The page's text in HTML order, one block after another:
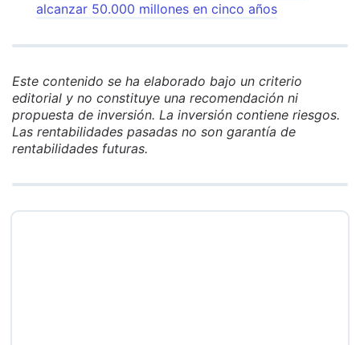
alcanzar 50.000 millones en cinco años
Este contenido se ha elaborado bajo un criterio
editorial y no constituye una recomendación ni
propuesta de inversión. La inversión contiene riesgos.
Las rentabilidades pasadas no son garantía de
rentabilidades futuras.